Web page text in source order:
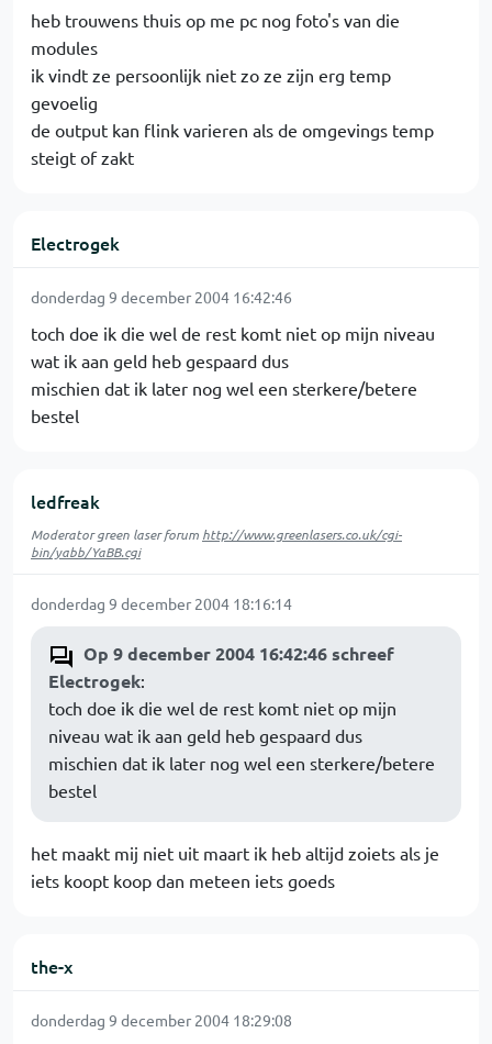
heb trouwens thuis op me pc nog foto's van die
modules
ik vindt ze persoonlijk niet zo ze zijn erg temp
gevoelig
de output kan flink varieren als de omgevings temp
steigt of zakt
Electrogek
donderdag 9 december 2004 16:42:46
toch doe ik die wel de rest komt niet op mijn niveau
wat ik aan geld heb gespaard dus
mischien dat ik later nog wel een sterkere/betere
bestel
ledfreak
Moderator green laser forum http://www.greenlasers.co.uk/cgi-
bin/yabb/YaBB.cgi
donderdag 9 december 2004 18:16:14
Op 9 december 2004 16:42:46 schreef
Electrogek:
toch doe ik die wel de rest komt niet op mijn
niveau wat ik aan geld heb gespaard dus
mischien dat ik later nog wel een sterkere/betere
bestel
het maakt mij niet uit maart ik heb altijd zoiets als je
iets koopt koop dan meteen iets goeds
the-x
donderdag 9 december 2004 18:29:08